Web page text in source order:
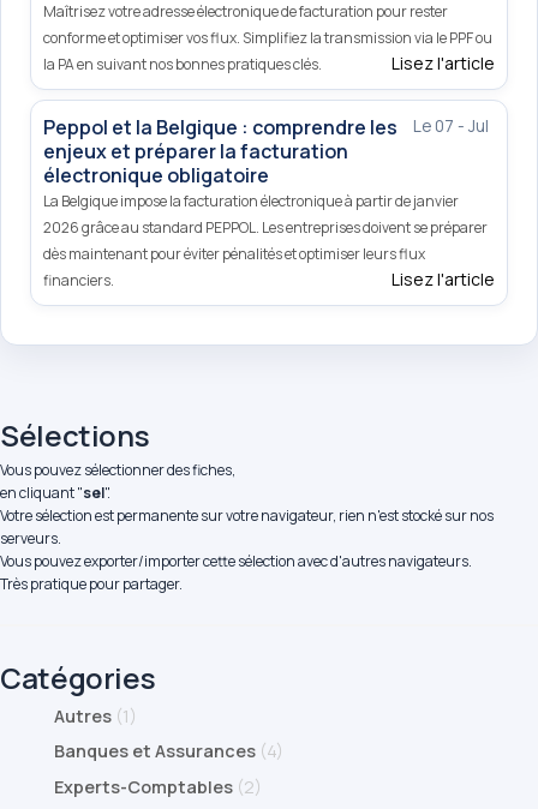
Maîtrisez votre adresse électronique de facturation pour rester
conforme et optimiser vos flux. Simplifiez la transmission via le PPF ou
la PA en suivant nos bonnes pratiques clés.
Lisez l'article
Le 07 - Jul
Peppol et la Belgique : comprendre les
enjeux et préparer la facturation
électronique obligatoire
La Belgique impose la facturation électronique à partir de janvier
2026 grâce au standard PEPPOL. Les entreprises doivent se préparer
dès maintenant pour éviter pénalités et optimiser leurs flux
financiers.
Lisez l'article
Sélections
Vous pouvez sélectionner des fiches,
en cliquant "sel".
Votre sélection est permanente sur votre navigateur, rien n'est stocké sur nos
serveurs.
Vous pouvez exporter/importer cette sélection avec d'autres navigateurs.
Très pratique pour partager.
Catégories
Autres (1)
Banques et Assurances (4)
Experts-Comptables (2)